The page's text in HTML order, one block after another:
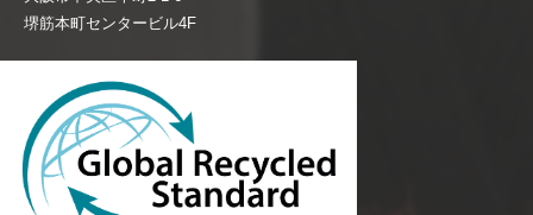
堺筋本町センタービル4F